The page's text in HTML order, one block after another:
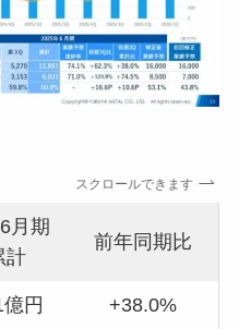
スクロールできます
月期
計
前年同期比
円 +38.0%